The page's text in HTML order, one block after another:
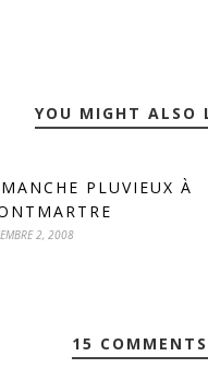
YOU MIGHT ALSO
PLUVIEUX À
2, 2008
15 COMMENTS